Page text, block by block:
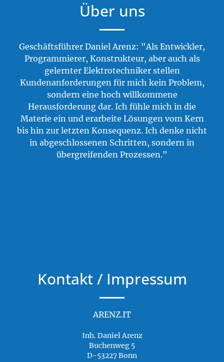
Über uns
Geschäftsführer Daniel Arenz: "Als Entwickler,
Programmierer, Konstrukteur, aber auch als
gelernter Elektrotechniker stellen
Kundenanforderungen für mich kein Problem,
sondern eine hoch willkommene
Herausforderung dar. Ich fühle mich in die
Materie ein und erarbeite Lösungen vom Kern
bis hin zur letzten Konsequenz. Ich denke nicht
in abgeschlossenen Schritten, sondern in
übergreifenden Prozessen."
Kontakt / Impressum
ARENZ.IT
Inh. Daniel Arenz
Buchenweg 5
D-53227 Bonn